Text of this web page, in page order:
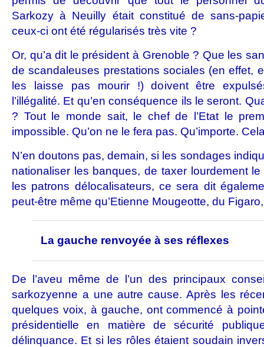
Sarkozy à Neuilly était constitué de sans-
ceux-ci ont été régularisés très vite ?
Or, qu’a dit le président à Grenoble ? Que les
de scandaleuses prestations sociales (en effet,
les laisse pas mourir !) doivent être
l’illégalité. Et qu’en conséquence ils le seront.
? Tout le monde sait, le chef de l’Etat le
impossible. Qu’on ne le fera pas. Qu’importe.
N’en doutons pas, demain, si les sondages
nationaliser les banques, de taxer lourdement
les patrons délocalisateurs, ce sera dit
peut-être même qu’Etienne Mougeotte, du
La gauche renvoyée à ses réflexes
De l’aveu même de l’un des principaux
sarkozyenne a une autre cause. Après les
quelques voix, à gauche, ont commencé à
présidentielle en matière de sécurité
délinquance. Et si les rôles étaient soudain